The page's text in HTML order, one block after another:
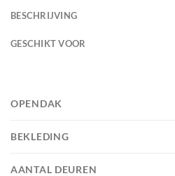
BESCHRIJVING
GESCHIKT VOOR
OPENDAK
BEKLEDING
AANTAL DEUREN